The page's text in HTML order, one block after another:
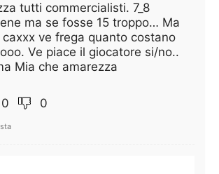
tutti commercialisti. 7_8
ma se fosse 15 troppo… Ma
caxxx ve frega quanto costano
Ve piace il giocatore si/no..
Mia che amarezza
0 0